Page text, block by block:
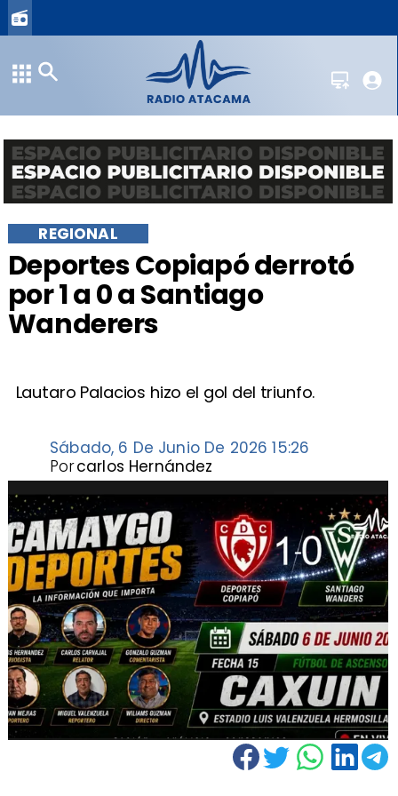
Deportes Copiapó derrotó
por 1 a 0 a Santiago
Wanderers
Lautaro Palacios hizo el gol del triunfo.
REGIONAL
Sábado, 6 De Junio De 2026 15:26
carlos Hernández
Por